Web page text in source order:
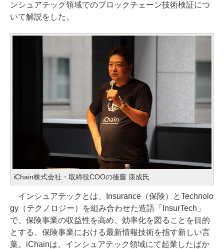
ンシュアテック領域でのブロックチェーン技術検証につ
いて解説をした。
iChain株式会社・取締役COOの後藤 康成氏
インシュアテックとは、Insurance（保険）とTechnolo
gy（テクノロジー）を組み合わせた造語「InsurTech」
で、保険事業の収益性を高め、効率化を図ることを目的
とする、保険事業における最新情報技術を指す新しい言
葉。iChainは、インシュアテック領域にて起業したばか